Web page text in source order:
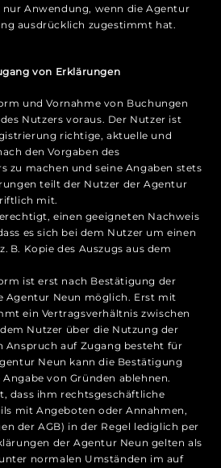
nur Anwendung, wenn die Agentur
ausdrücklich zugestimmt hat.
von Erklärungen
und Vornahme von Buchungen
Nutzers voraus. Der Nutzer ist
richtige, aktuelle und
den Vorgaben des
zu machen und seine Angaben stets
teilt der Nutzer der Agentur
mit.
einen geeigneten Nachweis
es sich bei dem Nutzer um einen
B. Kopie des Auszugs aus dem
ist erst nach Bestätigung der
Agentur Neun möglich. Erst mit
ein Vertragsverhältnis zwischen
Nutzer über die Nutzung der
Anspruch auf Zugang besteht für
Neun kann die Bestätigung
von Gründen ablehnen.
dass ihm rechtsgeschäftliche
mit Angeboten oder Annahmen,
der AGB) in der Regel lediglich per
der Agentur Neun gelten als
normalen Umständen im auf